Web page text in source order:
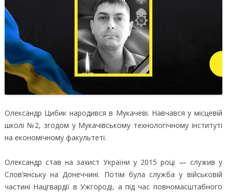
Олександр Цибик народився в Мукачеві. Навчався у місцевій
школі №2, згодом у Мукачівському технологічному інституті
на економічному факультеті.
Олександр став на захист України у 2015 році — служив у
Слов’янську на Донеччині. Потім була служба у військовій
частині Нацгвардії в Ужгороді, а під час повномасштабного